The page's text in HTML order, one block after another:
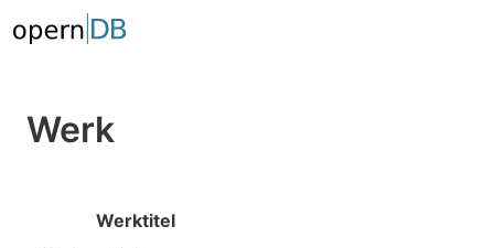
Werk
Werktitel